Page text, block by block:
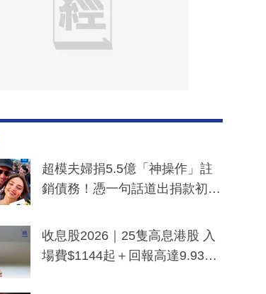
超模夫婦捐5.5億「神操作」註
銷債務！憑一句話道出捐款初
一度被誤當詐騙手段
收息股2026｜25隻高息港股 入
場費$1144起＋回報高達9.93